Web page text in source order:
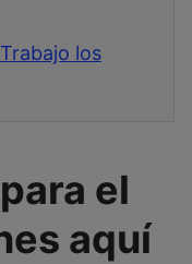
los
el
aquí